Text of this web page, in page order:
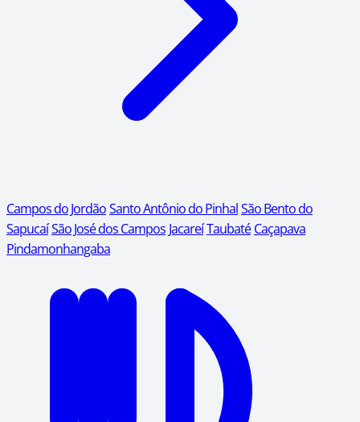
Campos do JordãoSanto Antônio do PinhalSão Bento do
SapucaíSão José dos Campos JacareíTaubaté Caçapava
Pindamonhangaba